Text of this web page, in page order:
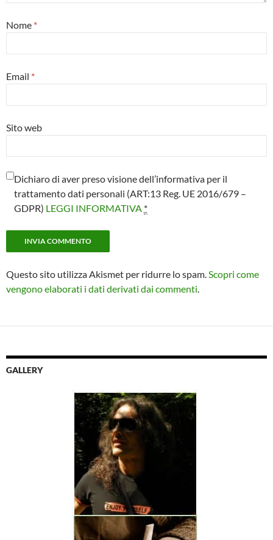
Nome *
Email *
Sito web
Dichiaro di aver preso visione dell’informativa per il
trattamento dati personali (ART:13 Reg. UE 2016/679 –
GDPR) LEGGI INFORMATIVA *
Questo sito utilizza Akismet per ridurre lo spam. Scopri come
vengono elaborati i dati derivati dai commenti
GALLERY